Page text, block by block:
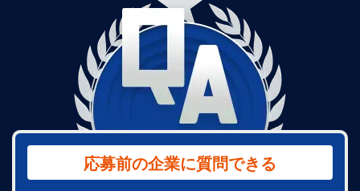
応募前の企業に質問できる